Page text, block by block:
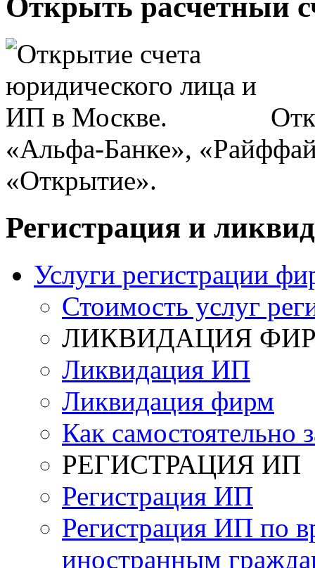
Открыть расчетный
«Альфа-Банке»,
«Открытие».
Регистрация и
Услуги регистрации
Стоимость услуг
ЛИКВИДАЦИЯ
Ликвидация ИП
Ликвидация фирм
Как самостоятельно
РЕГИСТРАЦИЯ ИП
Регистрация ИП
Регистрация ИП по
иностранным